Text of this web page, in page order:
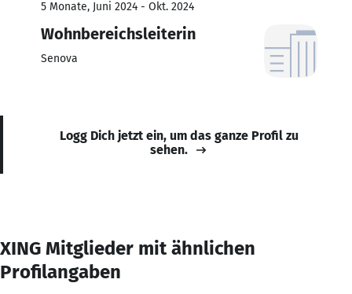
5 Monate, Juni 2024 - Okt. 2024
Wohnbereichsleiterin
Senova
Logg Dich jetzt ein, um das ganze Profil zu
sehen.
XING Mitglieder mit ähnlichen
Profilangaben